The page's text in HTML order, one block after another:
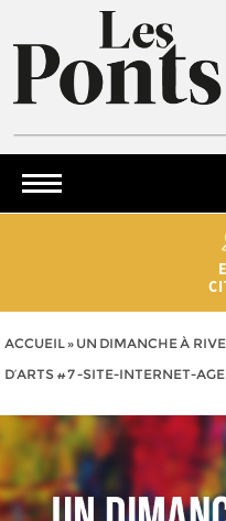
ACCUEIL» UN DIMANCHE À
D’ARTS #7 -SITE-INTERNET-